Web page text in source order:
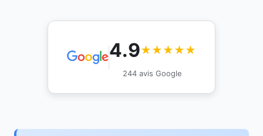
4.9★★★★★
244 avis Google